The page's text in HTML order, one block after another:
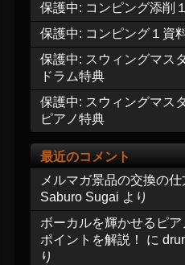
保護中: コンピング添削１
保護中: コンピング１資
保護中: スウィングマス
ドラム特典
保護中: スウィングマス
ピアノ特典
最近のコメント
メルマガ景品の交換の仕
Saburo Sugai より
ボーカルを輝かせるピア
ポイントを解説！
に
り